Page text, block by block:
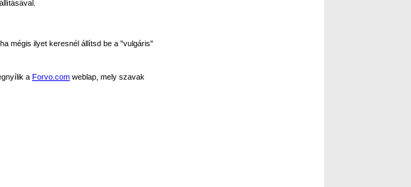
mégis ilyet keresnél állítsd be a "vulgáris"
a Forvo.com weblap, mely szavak